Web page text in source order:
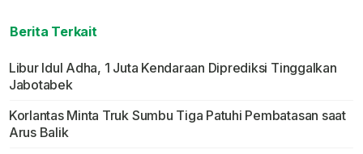
Berita Terkait
Libur Idul Adha, 1 Juta Kendaraan Diprediksi Tinggalkan
Jabotabek
Korlantas Minta Truk Sumbu Tiga Patuhi Pembatasan saat
Arus Balik